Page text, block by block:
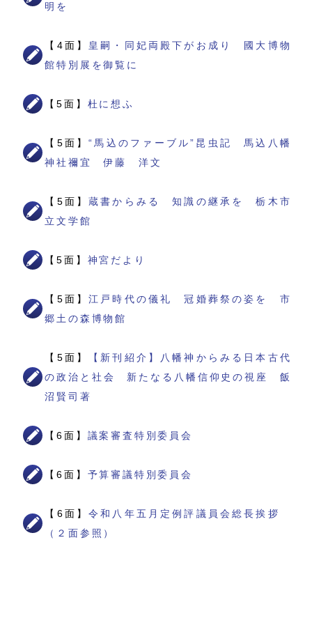
明を
【4面】 皇嗣・同妃両殿下がお成り 國大博物
館特別展を御覧に
【5面】 杜に想ふ
【5面】“馬込のファーブル”昆虫記 馬込八幡
神社禰宜 伊藤 洋文
【5面】蔵書からみる 知識の継承を 栃木市
立文学館
【5面】 神宮だより
【5面】江戸時代の儀礼 冠婚葬祭の姿を 市
郷土の森博物館
【5面】
【新刊紹介】八幡神からみる日本古代
の政治と社会 新たなる八幡信仰史の視座 飯
沼賢司著
【6面】 議案審査特別委員会
【6面】 予算審議特別委員会
【6面】令和八年五月定例評議員会総長挨拶
（２面参照）